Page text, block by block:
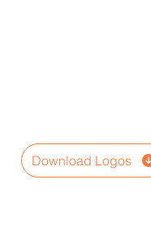
Download Logos